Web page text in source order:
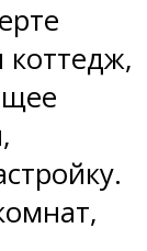
коттедж,